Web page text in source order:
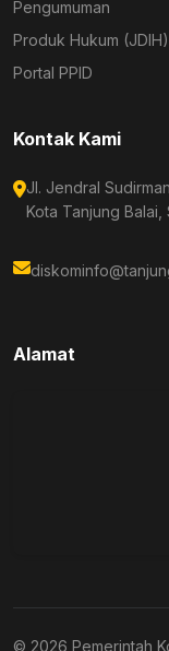
Pengumuman
Produk Hukum (JDIH)
Portal PPID
Kontak Kami
Jl. Jendral
Kota Tanjung Balai,
Alamat
© 2026 Pemerintah